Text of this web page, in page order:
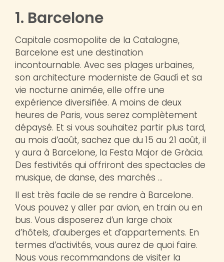
1. Barcelone
Capitale cosmopolite de la Catalogne,
Barcelone est une destination
incontournable. Avec ses plages urbaines,
son architecture moderniste de Gaudí et sa
vie nocturne animée, elle offre une
expérience diversifiée. A moins de deux
heures de Paris, vous serez complètement
dépaysé. Et si vous souhaitez partir plus tard,
au mois d’août, sachez que du 15 au 21 août, il
y aura à Barcelone, la Festa Major de Gràcia.
Des festivités qui offriront des spectacles de
musique, de danse, des marchés …
Il est très facile de se rendre à Barcelone.
Vous pouvez y aller par avion, en train ou en
bus. Vous disposerez d’un large choix
d’hôtels, d’auberges et d’appartements. En
termes d’activités, vous aurez de quoi faire.
Nous vous recommandons de visiter la